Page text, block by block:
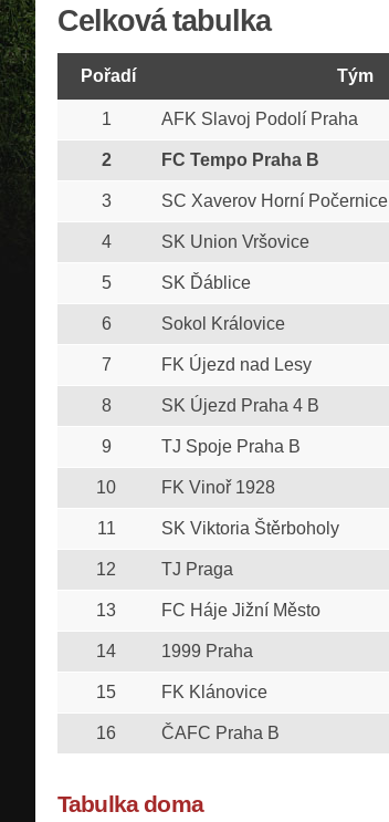
Celková tabulka
Pořadí Tým
1 AFK Slavoj Podolí Praha
2 FC Tempo Praha B
3 SC Xaverov Horní Počernice
4 SK Union Vršovice
5 SK Ďáblice
6 Sokol Královice
7 FK Újezd nad Lesy
8 SK Újezd Praha 4 B
9 TJ Spoje Praha B
10 FK Vinoř 1928
11 SK Viktoria Štěrboholy
12 TJ Praga
13 FC Háje Jižní Město
14 1999 Praha
15 FK Klánovice
16 ČAFC Praha B
Tabulka doma